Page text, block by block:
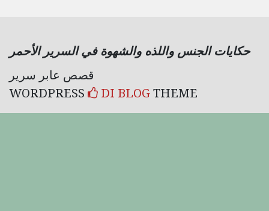
حكايات الجنس واللذه والشهوة في السرير الأحمر
WORDPRESS
DI BLOGTHEME